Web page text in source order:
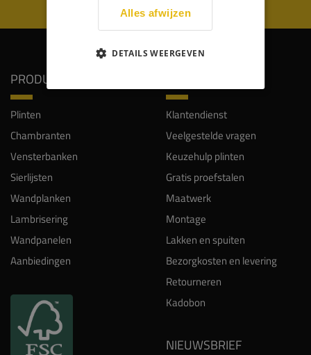
WIJ WORDEN BEOORDEELD MET EEN 8.8
PRODUCTEN
Plinten
Chambranten
Vensterbanken
Sierlijsten
Wandplanken
Lambrisering
Wandpanelen
Aanbiedingen
Klantendienst
Veelgestelde vragen
Keuzehulp plinten
Gratis proefstalen
Maatwerk
Montage
Lakken en spuiten
Bezorgkosten en levering
Retourneren
Kadobon
NIEUWSBRIEF
Alles afwijzen
DETAILS WEERGEVEN